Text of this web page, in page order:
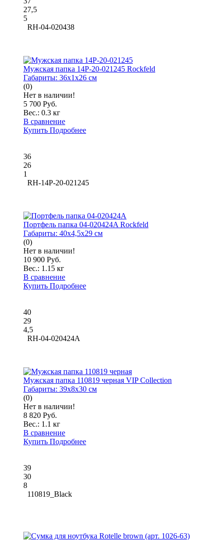
27,5
5
RH-04-020438
Мужская папка 14P-20-021245 Rockfeld
Габариты: 36x1x26 см
(0)
Нет в наличии!
5 700 Руб.
Вес.: 0.3 кг
В сравнение
Купить Подробнее
36
26
1
RH-14P-20-021245
Портфель папка 04-020424A Rockfeld
Габариты: 40x4,5x29 см
(0)
Нет в наличии!
10 900 Руб.
Вес.: 1.15 кг
В сравнение
Купить Подробнее
40
29
4,5
RH-04-020424A
Мужская папка 110819 черная VIP Collection
Габариты: 39x8x30 см
(0)
Нет в наличии!
8 820 Руб.
Вес.: 1.1 кг
В сравнение
Купить Подробнее
39
30
8
110819_Black